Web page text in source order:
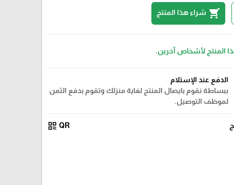
shopping_cart شراء هذا المنتج
المنتج لأشخاص آخرين.
الدفع عند الإستلام
ببساطة نقوم بايصال المنتج لغاية منزلك وتقوم بدفع الثمن
لموظف التوصيل.
QR
qr_code